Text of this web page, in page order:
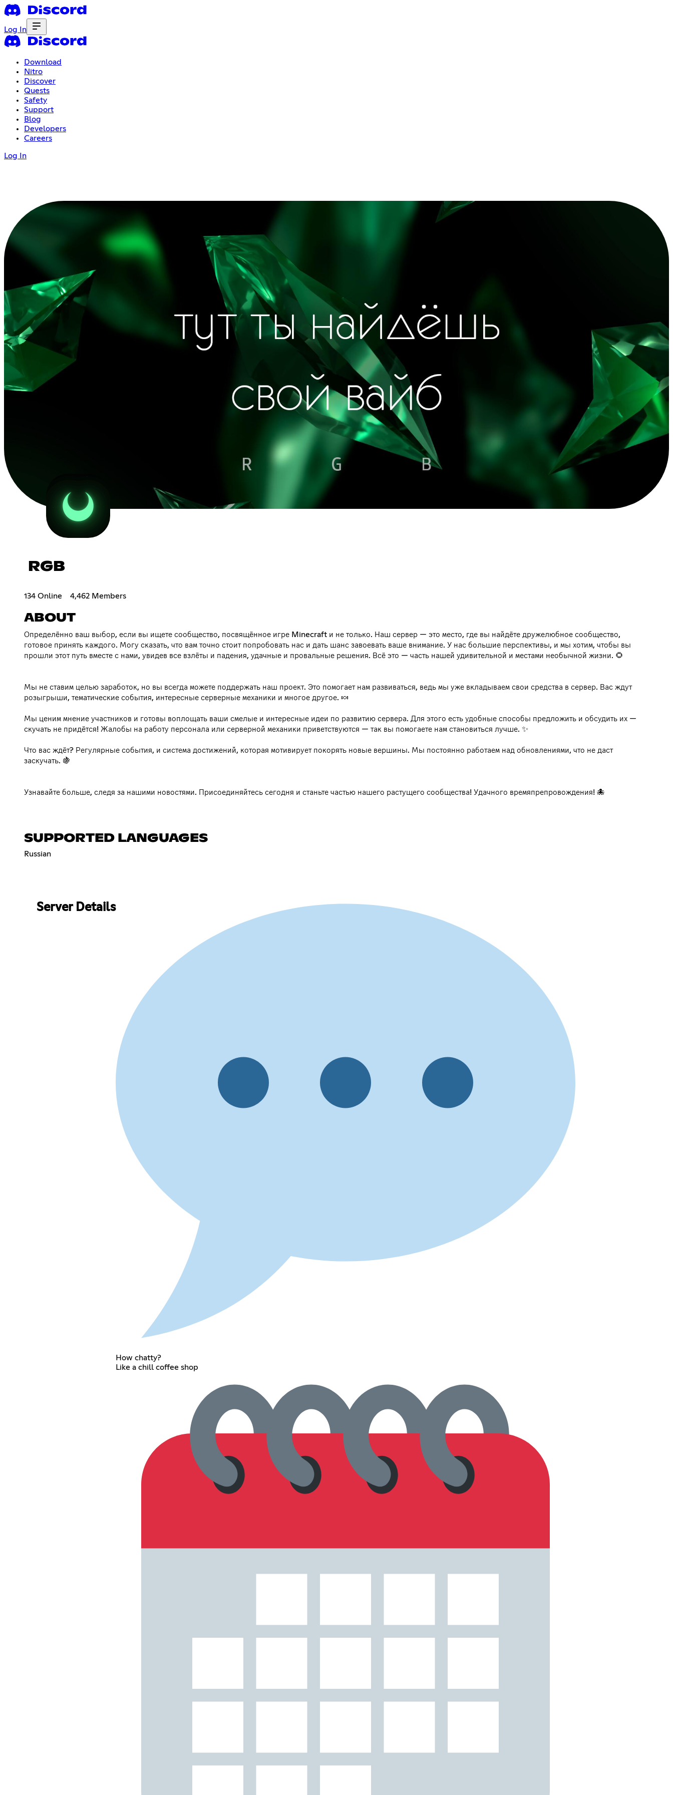
Log In
Download
Nitro
Discover
Quests
Safety
Support
Blog
Developers
Careers
Log In
RGB
134 Online 4,462 Members
ABOUT
Определённо ваш выбор, если вы ищете сообщество, посвящённое игре Minecraft и не только. Наш сервер — это место, где вы найдёте дружелюбное сообщество,
готовое принять каждого. Могу сказать, что вам точно стоит попробовать нас и дать шанс завоевать ваше внимание. У нас большие перспективы, и мы хотим, чтобы вы
прошли этот путь вместе с нами, увидев все взлёты и падения, удачные и провальные решения. Всё это — часть нашей удивительной и местами необычной жизни. 🌻
Мы не ставим целью заработок, но вы всегда можете поддержать наш проект. Это помогает нам развиваться, ведь мы уже вкладываем свои средства в сервер. Вас ждут
розыгрыши, тематические события, интересные серверные механики и многое другое. 🍬
Мы ценим мнение участников и готовы воплощать ваши смелые и интересные идеи по развитию сервера. Для этого есть удобные способы предложить и обсудить их —
скучать не придётся! Жалобы на работу персонала или серверной механики приветствуются — так вы помогаете нам становиться лучше. ✨
Что вас ждёт? Регулярные события, и система достижений, которая мотивирует покорять новые вершины. Мы постоянно работаем над обновлениями, что не даст
заскучать. 🍇
Узнавайте больше, следя за нашими новостями. Присоединяйтесь сегодня и станьте частью нашего растущего сообщества! Удачного времяпрепровождения! 🐙
SUPPORTED LANGUAGES
Russian
Server Details
How chatty?
Like a chill coffee shop